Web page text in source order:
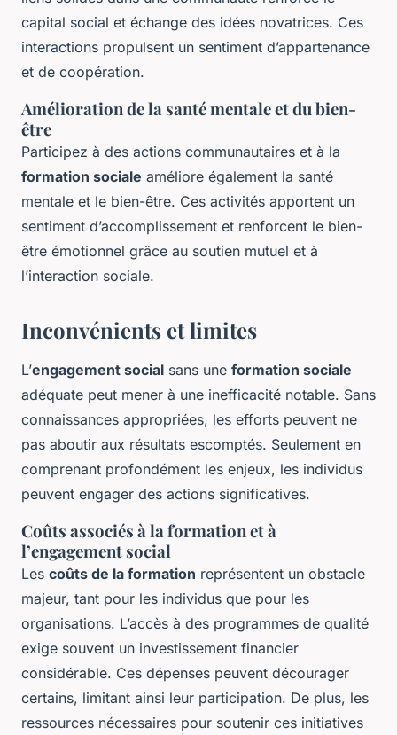
capital social et échange des idées novatrices. Ces
interactions propulsent un sentiment d’appartenance
et de coopération.
Amélioration de la santé mentale et du bien-
être
Participez à des actions communautaires et à la
formation sociale améliore également la santé
mentale et le bien-être. Ces activités apportent un
sentiment d’accomplissement et renforcent le bien-
être émotionnel grâce au soutien mutuel et à
l’interaction sociale.
Inconvénients et limites
L’engagement social sans une formation sociale
adéquate peut mener à une inefficacité notable. Sans
connaissances appropriées, les efforts peuvent ne
pas aboutir aux résultats escomptés. Seulement en
comprenant profondément les enjeux, les individus
peuvent engager des actions significatives.
Coûts associés à la formation et à
l’engagement social
Les coûts de la formation représentent un obstacle
majeur, tant pour les individus que pour les
organisations. L’accès à des programmes de qualité
exige souvent un investissement financier
considérable. Ces dépenses peuvent décourager
certains, limitant ainsi leur participation. De plus, les
ressources nécessaires pour soutenir ces initiatives